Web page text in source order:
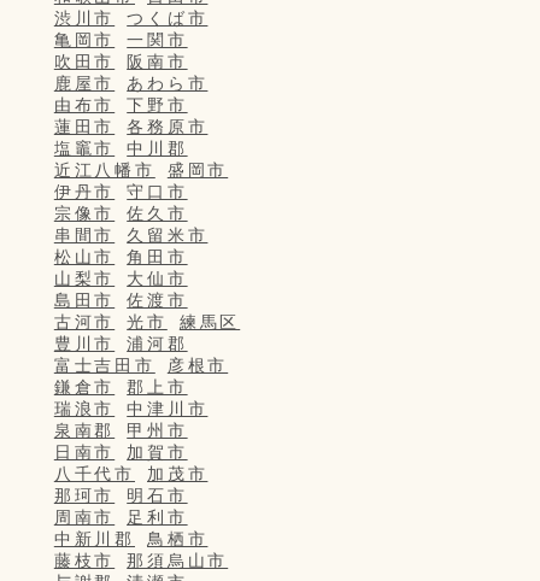
渋川市
つくば市
亀岡市
一関市
吹田市
阪南市
鹿屋市
あわら市
由布市
下野市
蓮田市
各務原市
塩竈市
中川郡
近江八幡市
盛岡市
伊丹市
守口市
宗像市
佐久市
串間市
久留米市
松山市
角田市
山梨市
大仙市
島田市
佐渡市
古河市
光市
練馬区
豊川市
浦河郡
富士吉田市
彦根市
鎌倉市
郡上市
瑞浪市
中津川市
泉南郡
甲州市
日南市
加賀市
八千代市
加茂市
那珂市
明石市
周南市
足利市
中新川郡
鳥栖市
藤枝市
那須烏山市